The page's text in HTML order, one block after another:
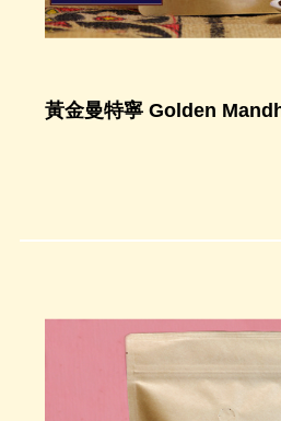
黃金曼特寧 Golden